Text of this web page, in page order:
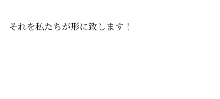
それを私たちが形に致します！